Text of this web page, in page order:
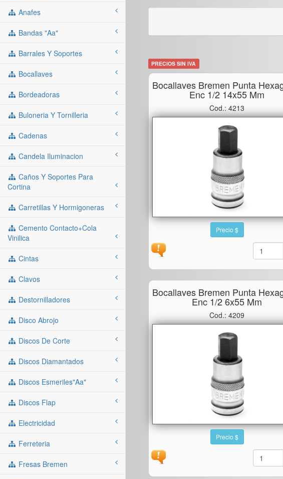
Anafes
Bandas "aa"
Barrales Y Soportes
Bocallaves
Bordeadoras
Buloneria Y Tornilleria
Cadenas
Candela Iluminacion
Caños Y Soportes Para
Cortina
Carretillas Y Hormigoneras
Cemento Contacto+cola
Vinilica
Cintas
Clavos
Destornilladores
Disco Abrojo
Discos De Corte
Discos Diamantados
Discos Esmeriles"aa"
Discos Flap
Electricidad
Ferreteria
Fresas Bremen
PRECIOS SIN IVA
Bocallaves Bremen Punta
Enc 1/2 14x55 Mm
Cod.: 4213
Precio $
Bocallaves Bremen Punta
Enc 1/2 6x55 Mm
Cod.: 4209
Precio $